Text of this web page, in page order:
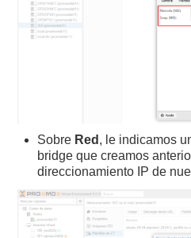
Sobre Red , le indicamos
bridge que creamos
direccionamiento IP de